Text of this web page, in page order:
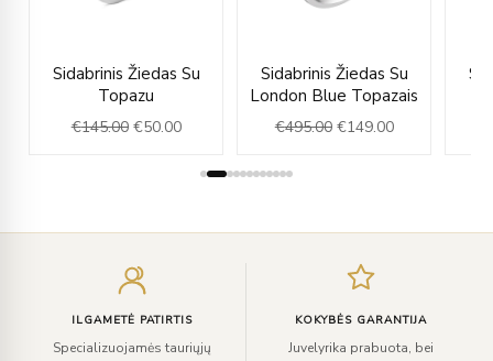
Sidabrinis Žiedas Su
Topazu
€145.00
Original
price
was:
€145.00.
€50.00
price
€50.00.
Sidabrinis Žiedas Su
London Blue Topazais
€495.00
Original
price
was:
€495.00.
€149.00
price
is:
€149.00.
ILGAMETĖ PATIRTIS
Specializuojamės tauriųjų
KOKYBĖS GARANTIJA
Juvelyrika prabuota, bei